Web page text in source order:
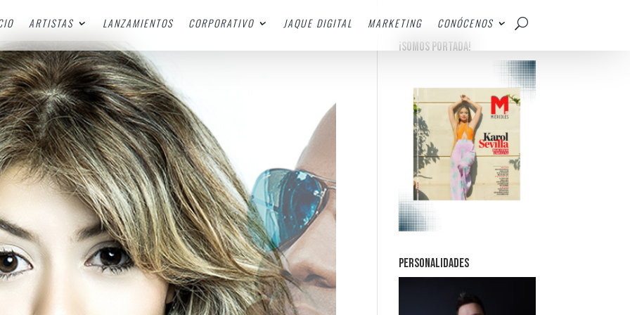
ARTISTAS LANZAMIENTOS CORPORATIVO JAQUE DIGITAL MARKETING
CONÓCENOS
¡SOMOS PORTADA!
PERSONALIDADES